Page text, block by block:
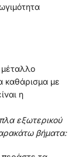
μέταλλο
καθάρισμα με
η
εξωτερικού
βήματα: